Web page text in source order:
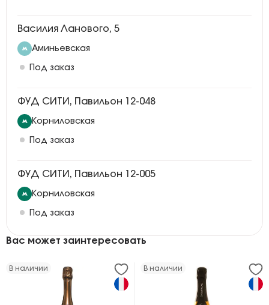
Василия Ланового, 5
Аминьевская
Под заказ
ФУД СИТИ, Павильон 12-048
Корниловская
Под заказ
ФУД СИТИ, Павильон 12-005
Корниловская
Под заказ
Вас может заинтересовать
В наличии В наличии